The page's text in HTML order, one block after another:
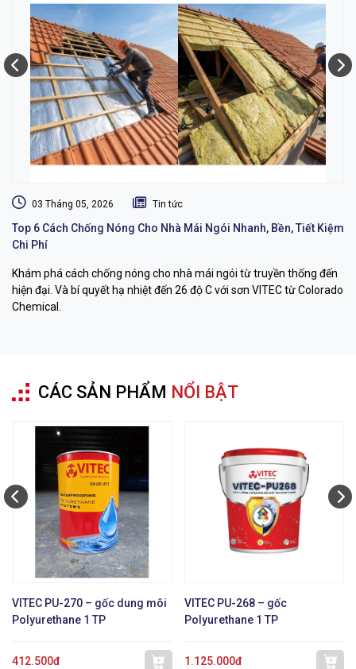
03 Tháng 05, 2026 Tin tức
Top 6 Cách Chống Nóng Cho Nhà Mái Ngói Nhanh, Bền, Tiết Kiệm
Chi Phí
Khám phá cách chống nóng cho nhà mái ngói từ truyền thống đến
hiện đại. Và bí quyết hạ nhiệt đến 26 độ C với sơn VITEC từ Colorado
Chemical.
CÁC SẢN PHẨM NỔI BẬT
VITEC PU-270 – gốc dung môi
Polyurethane 1 TP
412.500đ
VITEC PU-268 – gốc
Polyurethane 1 TP
1.125.000đ